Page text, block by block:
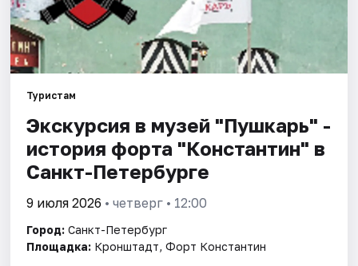
Спорт
События
Города
Площадки
Артисты
Рейтинги
Туристам
Экскурсия в музей "Пушкарь" -
история форта "Константин" в
Санкт-Петербурге
9 июля 2026 • четверг • 12:00
Город: Санкт-Петербург
Площадка: Кронштадт, Форт Константин